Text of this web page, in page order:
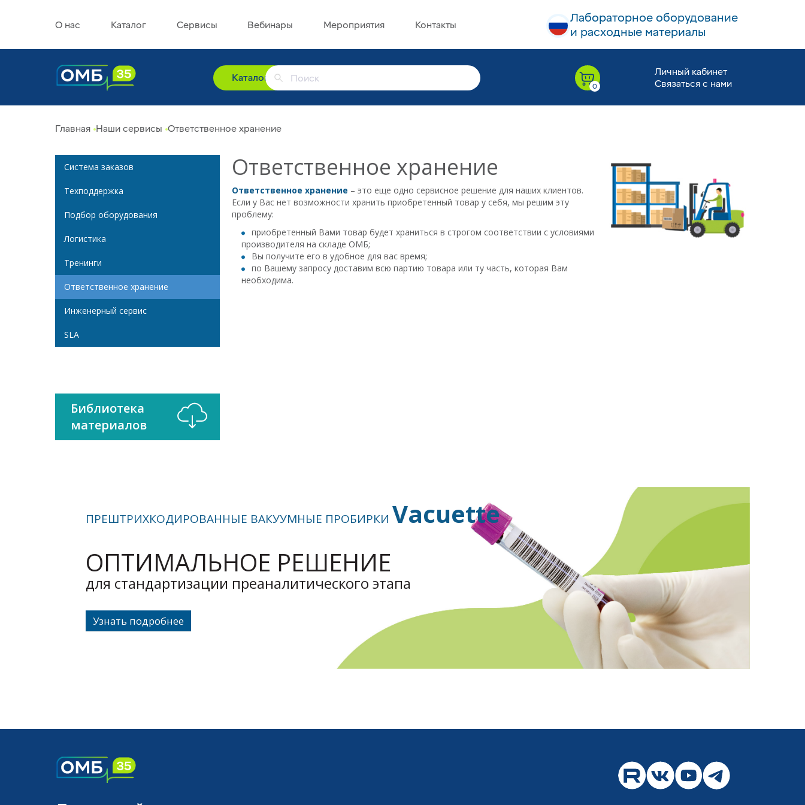
Лабораторное оборудование
и расходные материалы
О нас Каталог Сервисы Вебинары Мероприятия Контакты
Каталог
Личный кабинет
Связаться с нами
Главная Наши сервисы Ответственное хранение
Система заказов
Техподдержка
Подбор оборудования
Логистика
Тренинги
Ответственное хранение
Инженерный сервис
SLA
Библиотека
материалов
Ответственное хранение
Ответственное хранение – это еще одно сервисное решение для наших клиентов.
Если у Вас нет возможности хранить приобретенный товар у себя, мы решим эту
проблему:
приобретенный Вами товар будет храниться в строгом соответствии с условиями
производителя на складе ОМБ;
Вы получите его в удобное для вас время;
по Вашему запросу доставим всю партию товара или ту часть, которая Вам
необходима.
ПРЕШТРИХКОДИРОВАННЫЕ ВАКУУМНЫЕ ПРОБИРКИ Vacuette
ОПТИМАЛЬНОЕ РЕШЕНИЕ
для стандартизации преаналитического этапа
Узнать подробнее